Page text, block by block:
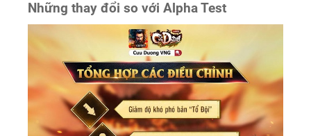
Những thay đổi so với Alpha Test